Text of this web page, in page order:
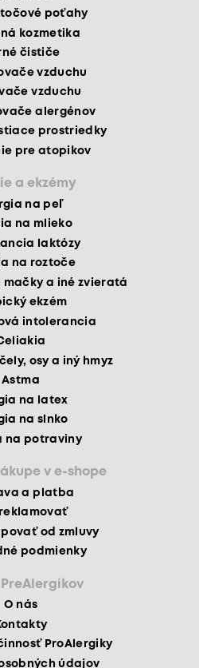
poťahy
kozmetika
čističe
vzduchu
vzduchu
alergénov
prostriedky
pre atopikov
a ekzémy
na peľ
na mlieko
laktózy
na roztoče
mačky a iné zvieratá
ekzém
intolerancia
osy a iný hmyz
Astma
na latex
na slnko
na potraviny
v e-shope
a platba
od zmluvy
podmienky
O nás
ProAlergiky
údajov